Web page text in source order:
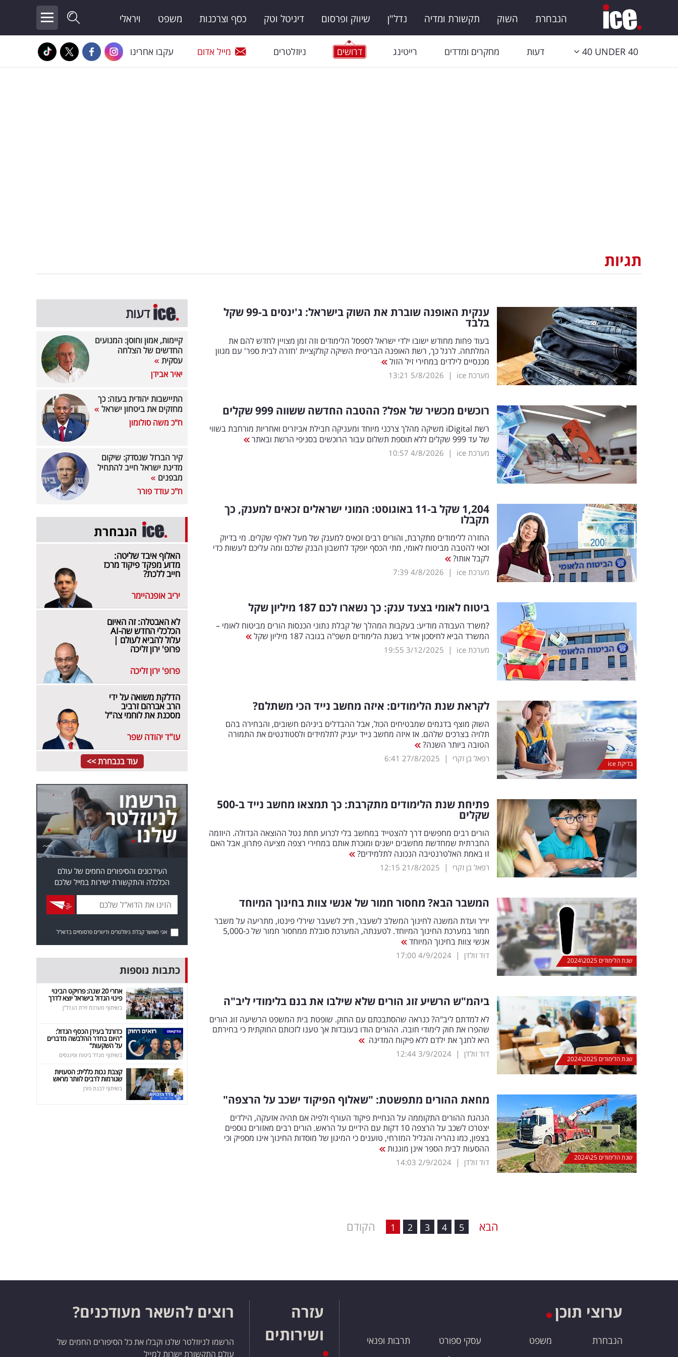
הנבחרת השוק תקשורת ומדיה נדל"ן שיווק ופרסום דיגיטל וטק כסף וצרכנות משפט ויראלי
40 UNDER 40 דעות מחקרים ומדדים רייטינג דרושים ניוזלטרים מייל אדום עקבו אחרינו
תגיות
ענקית האופנה שוברת את השוק בישראל: ג'ינסים ב-99 שקל
בלבד
בעוד פחות מחודש ישובו ילדי ישראל לספסל הלימודים וזה זמן מצויין לחדש להם את
המלתחה. לרגל כך, רשת האופנה הבריטית השיקה קולקציית 'חזרה לבית ספר' עם מגוון
מכנסיים לילדים במחירי זיל הזול
מערכת ice |
5/8/2026
13:21
רוכשים מכשיר של אפל? ההטבה החדשה ששווה 999 שקלים
רשת iDigital משיקה מהלך צרכני מיוחד ומעניקה חבילת אביזרים ואחריות מורחבת בשווי
של עד 999 שקלים ללא תוספת תשלום עבור הרוכשים בסניפי הרשת ובאתר
מערכת ice |
4/8/2026
10:57
1,204 שקל ב-11 באוגוסט: המוני ישראלים זכאים למענק, כך
תקבלו
החזרה ללימודים מתקרבת, והורים רבים זכאים למענק של מעל לאלף שקלים. מי בדיוק
זכאי להטבה מביטוח לאומי, מתי הכסף יופקד לחשבון הבנק שלכם ומה עליכם לעשות כדי
לקבל אותו?
מערכת ice |
4/8/2026
7:39
ביטוח לאומי בצעד ענק: כך נשארו לכם 187 מיליון שקל
?משרד העבודה מודיע: בעקבות המהלך של קבלת נתוני הכנסות הורים מביטוח לאומי –
המשרד הביא לחיסכון אדיר בשנת הלימודים תשפ"ה בגובה 187 מיליון שקל
מערכת ice |
3/12/2025
19:55
בדיקת ice
לקראת שנת הלימודים: איזה מחשב נייד הכי משתלם?
השוק מוצף בדגמים שמבטיחים הכול, אבל ההבדלים ביניהם חשובים, והבחירה בהם
תלויה בצרכים שלהם. אז איזה מחשב נייד יעניק לתלמידים ולסטודנטים את התמורה
הטובה ביותר השנה?
רפאל בן זקרי |
27/8/2025
6:41
פתיחת שנת הלימודים מתקרבת: כך תמצאו מחשב נייד ב-500
שקלים
הורים רבים מחפשים דרך להצטייד במחשב בלי לכרוע תחת נטל ההוצאה הגדולה. היוזמה
החברתית שמחדשת מחשבים ישנים ומוכרת אותם במחירי רצפה מציעה פתרון, אבל האם
זו באמת האלטרנטיבה הנכונה לתלמידים?
רפאל בן זקרי |
21/8/2025
12:15
שנת הלימודים 2025\2024
המשבר הבא? מחסור חמור של אנשי צוות בחינוך המיוחד
יו״ר ועדת המשנה לחינוך המשלב לשעבר, ח״כ לשעבר שירלי פינטו, מתריעה על משבר
חמור במערכת החינוך המיוחד. לטענתה, המערכת סובלת ממחסור חמור של כ-5,000
אנשי צוות בחינוך המיוחד
דוד זולדן |
4/9/2024
17:00
שנת הלימודים 2025\2024
ביהמ"ש הרשיע זוג הורים שלא שילבו את בנם בלימודי ליב"ה
לא למדתם ליב"ה? כנראה שהסתבכתם עם החוק. שופטת בית המשפט הרשיעה זוג הורים
שהפרו את חוק לימודי חובה. ההורים הודו בעובדות אך טענו לזכותם החוקתית כי בחירתם
היא לחנך את ילדם ללא פיקוח המדינה
דוד זולדן |
3/9/2024
12:44
שנת הלימודים 25\2024
מחאת ההורים מתפשטת: "שאלוף הפיקוד ישכב על הרצפה"
הנהגת ההורים התקוממה על הנחיית פיקוד העורף ולפיה אם תהיה אזעקה, הילדים
יצטרכו לשכב על הרצפה 10 דקות עם הידיים על הראש. הורים רבים מאזורים נוספים
בצפון, כמו נהריה והגליל המזרחי, טוענים כי המיגון של מוסדות החינוך אינו מספיק וכי
ההסעות לבית הספר אינן מוגנות
דוד זולדן |
2/9/2024
14:03
הקודם 1 2 3 4 5 הבא
דעות
קיימות, אמון וחוסן: המנועים
החדשים של הצלחה
עסקית
יאיר אבידן
התיישבות יהודית בעזה: כך
מחזקים את ביטחון ישראל
ח"כ משה סולומון
קיר הברזל שנסדק: שיקום
מדינת ישראל חייב להתחיל
מבפנים
ח"כ עודד פורר
הנבחרת
האלוף איבד שליטה:
מדוע מפקד פיקוד מרכז
חייב ללכת?
יריב אופנהיימר
לא האבטלה: זה האיום
הכלכלי החדש שה-AI
עלול להביא לעולם |
פרופ' ירון זליכה
פרופ' ירון זליכה
הדלקת משואה על ידי
הרב אברהם זרביב
מסכנת את לוחמי צה"ל
עו"ד יהודה שפר
עוד בנבחרת >>
העידכונים והסיפורים החמים של עולם
הכלכלה והתקשורת ישירות במייל שלכם
אני מאשר קבלת ניוזלטרים ודיוורים פרסומיים בדוא"ל
כתבות נוספות
אחרי 20 שנה: פרויקט הבינוי
פינוי הגדול בישראל יוצא לדרך
בשיתוף מערכת זירת הנדל"ן
כדורגל בעידן הכסף הגדול:
"היום בחדר ההלבשה מדברים
על השקעות"
בשיתוף מגדל ביטוח ופיננסים
קצבת נכות כללית: הטעויות
שגורמות לרבים לוותר מראש
בשיתוף לבנת פורן
ערוצי תוכן
הנבחרת
משפט
עסקי ספורט
תרבות ופנאי
עזרה
ושירותים
רוצים להשאר מעודכנים?
הרשמו לניוזלטר שלנו וקבלו את כל הסיפורים החמים של
עולם התקשורת ישרות למייל